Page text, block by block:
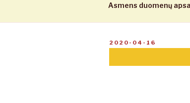
Asmens duomenų
PASKELBTA
2020-04-16